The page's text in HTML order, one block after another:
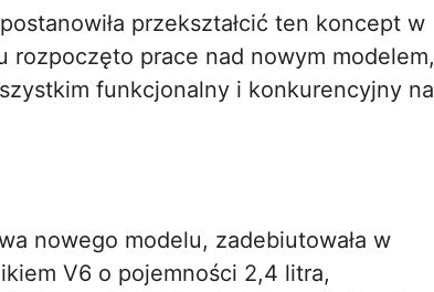
przekształcić ten koncept w
rozpoczęto prace nad nowym modelem,
funkcjonalny i konkurencyjny na
nowego modelu, zadebiutowała w
V6 o pojemności 2,4 litra,